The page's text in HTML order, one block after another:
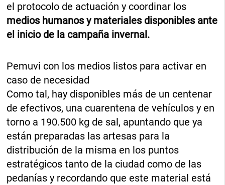
el protocolo de actuación y coordinar los
medios humanos y materiales disponibles ante
el inicio de la campaña invernal.
Pemuvi con los medios listos para activar en
caso de necesidad
Como tal, hay disponibles más de un centenar
de efectivos, una cuarentena de vehículos y en
torno a 190.500 kg de sal, apuntando que ya
están preparadas las artesas para la
distribución de la misma en los puntos
estratégicos tanto de la ciudad como de las
pedanías y recordando que este material está